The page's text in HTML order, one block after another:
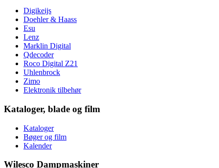
Digikeijs
Doehler & Haass
Esu
Lenz
Marklin Digital
Qdecoder
Roco Digital Z21
Uhlenbrock
Zimo
Elektronik tilbehør
Kataloger, blade og film
Kataloger
Bøger og film
Kalender
Wilesco Dampmaskiner